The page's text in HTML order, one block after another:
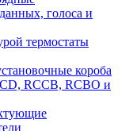
голоса и
термостаты
короба
RCCB, RCBO и